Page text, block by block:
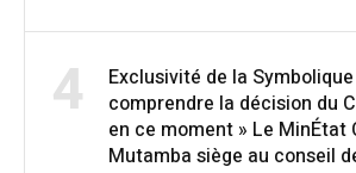
4
Exclusivité de la
comprendre la décision du
en ce moment » Le MinÉtat
Mutamba siège au conseil